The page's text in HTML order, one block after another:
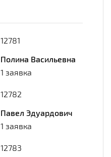
12781
Полина Васильевна
1 заявка
12782
Павел Эдуардович
1 заявка
12783